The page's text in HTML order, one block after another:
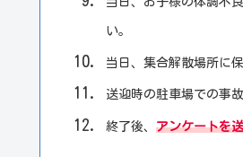
い。
当日、集合解散場所に
送迎時の駐車場での事
終了後、 アンケートを